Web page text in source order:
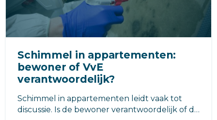
Schimmel in appartementen:
bewoner of VvE
verantwoordelijk?
Schimmel in appartementen leidt vaak tot
discussie. Is de bewoner verantwoordelijk of de